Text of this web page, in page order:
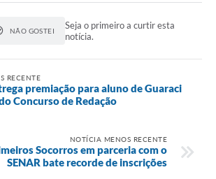
NÃO GOSTEI
Seja o primeiro a curtir esta
notícia.
RECENTE
premiação para aluno de Guaraci
Concurso de Redação
NOTÍCIA MENOS RECENTE
Socorros em parceria com o
SENAR bate recorde de inscrições